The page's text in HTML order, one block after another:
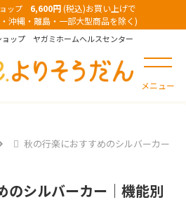
ップ 6,600円(税込)お買い上げで
沖縄・離島・一部大型商品を除く)
ョップ ヤガミホームヘルスセンター
メニュー
秋の行楽におすすめのシルバーカー
のシルバーカー｜機能別